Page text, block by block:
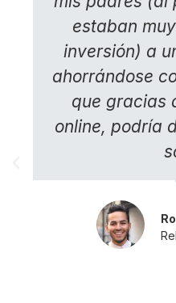
estaban
inversión) a
ahorrándose
que gracias
online, podría